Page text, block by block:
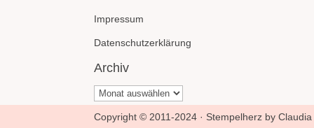
Impressum
Datenschutzerklärung
Archiv
Archiv
Copyright © 2011-2024 · Stempelherz by